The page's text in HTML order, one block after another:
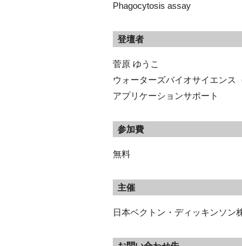
Phagocytosis assay
登壇者
菅原 ゆうこ
ウォーターズバイオサイエンス
アプリケーションサポート
参加費
無料
主催
日本ベクトン・ディッキンソン